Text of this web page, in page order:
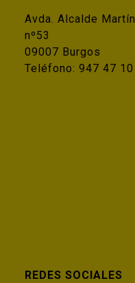
Avda. Alcalde
nº53
09007 Burgos
Teléfono: 947 47
REDES SOCIALES